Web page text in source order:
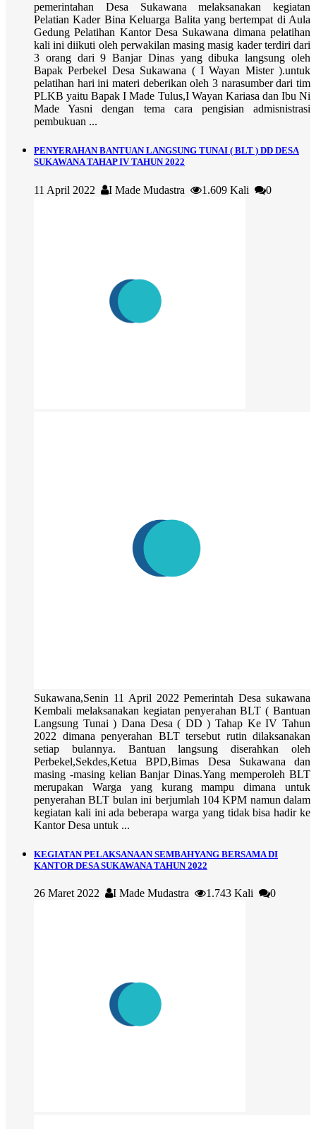
pemerintahan Desa Sukawana melaksanakan kegiatan
Pelatian Kader Bina Keluarga Balita yang bertempat di Aula
Gedung Pelatihan Kantor Desa Sukawana dimana pelatihan
kali ini diikuti oleh perwakilan masing masig kader terdiri dari
3 orang dari 9 Banjar Dinas yang dibuka langsung oleh
Bapak Perbekel Desa Sukawana ( I Wayan Mister ).untuk
pelatihan hari ini materi deberikan oleh 3 narasumber dari tim
PLKB yaitu Bapak I Made Tulus,I Wayan Kariasa dan Ibu Ni
Made Yasni dengan tema cara pengisian admisnistrasi
pembukuan ...
PENYERAHAN BANTUAN LANGSUNG TUNAI ( BLT ) DD DESA
SUKAWANA TAHAP IV TAHUN 2022
11 April 2022 I Made Mudastra 1.609 Kali 0
Sukawana,Senin 11 April 2022 Pemerintah Desa sukawana
Kembali melaksanakan kegiatan penyerahan BLT ( Bantuan
Langsung Tunai ) Dana Desa ( DD ) Tahap Ke IV Tahun
2022 dimana penyerahan BLT tersebut rutin dilaksanakan
setiap bulannya. Bantuan langsung diserahkan oleh
Perbekel,Sekdes,Ketua BPD,Bimas Desa Sukawana dan
masing -masing kelian Banjar Dinas.Yang memperoleh BLT
merupakan Warga yang kurang mampu dimana untuk
penyerahan BLT bulan ini berjumlah 104 KPM namun dalam
kegiatan kali ini ada beberapa warga yang tidak bisa hadir ke
Kantor Desa untuk ...
KEGIATAN PELAKSANAAN SEMBAHYANG BERSAMA DI
KANTOR DESA SUKAWANA TAHUN 2022
26 Maret 2022 I Made Mudastra 1.743 Kali 0